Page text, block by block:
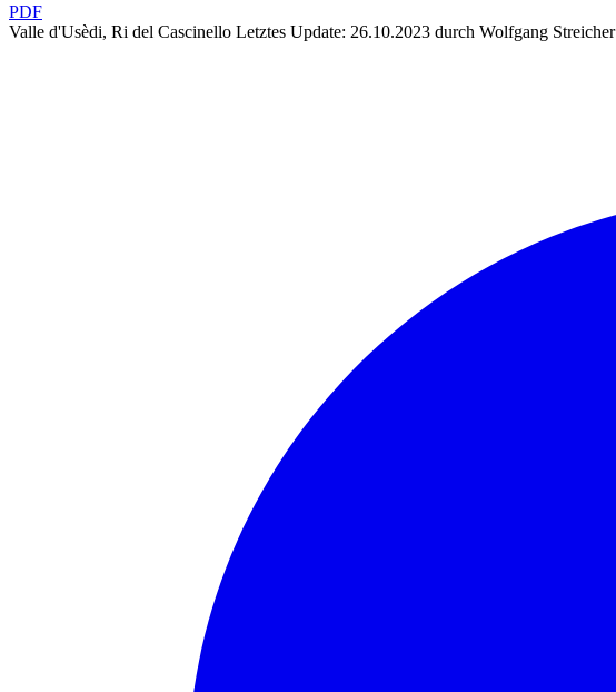
PDF
Valle d'Usèdi, Ri del Cascinello Letztes Update: 26.10.2023 durch Wolfgang Streicher